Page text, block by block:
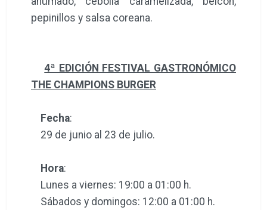
pepinillos y salsa coreana.
4ª EDICIÓN FESTIVAL GASTRONÓMICO
THE CHAMPIONS BURGER
Fecha:
29 de junio al 23 de julio.
Hora:
Lunes a viernes: 19:00 a 01:00 h.
Sábados y domingos: 12:00 a 01:00 h.